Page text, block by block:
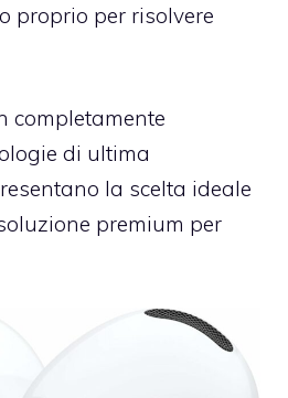
proprio per risolvere
completamente
di ultima
la scelta ideale
premium per